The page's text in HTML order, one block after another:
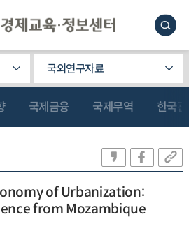
국외연구자료
국제금융 국제무역 한국
of Urbanization:
from Mozambique